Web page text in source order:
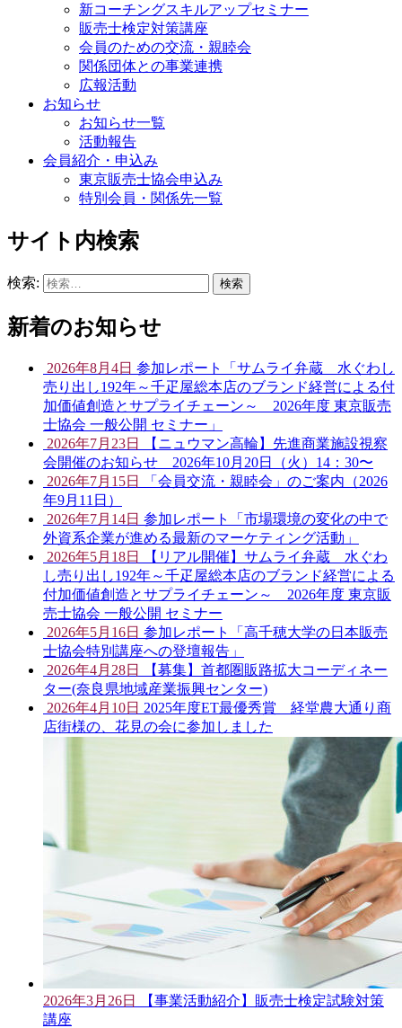
新コーチングスキルアップセミナー
販売士検定対策講座
会員のための交流・親睦会
関係団体との事業連携
広報活動
お知らせ
お知らせ一覧
活動報告
会員紹介・申込み
東京販売士協会申込み
特別会員・関係先一覧
サイト内検索
検索:
新着のお知らせ
2026年8月4日 参加レポート「サムライ弁蔵 水ぐわし
売り出し192年～千疋屋総本店のブランド経営による付
加価値創造とサプライチェーン～ 2026年度 東京販売
士協会 一般公開 セミナー」
2026年7月23日
【ニュウマン高輪】先進商業施設視察
会開催のお知らせ 2026年10月20日（火）14：30〜
2026年7月15日
「会員交流・親睦会」のご案内（2026
年9月11日）
2026年7月14日 参加レポート「市場環境の変化の中で
外資系企業が進める最新のマーケティング活動」
2026年5月18日
【リアル開催】サムライ弁蔵 水ぐわ
し売り出し192年～千疋屋総本店のブランド経営による
付加価値創造とサプライチェーン～ 2026年度 東京販
売士協会 一般公開 セミナー
2026年5月16日 参加レポート「高千穂大学の日本販売
士協会特別講座への登壇報告」
2026年4月28日
【募集】首都圏販路拡大コーディネー
ター(奈良県地域産業振興センター)
2026年4月10日 2025年度ET最優秀賞 経堂農大通り商
店街様の、花見の会に参加しました
2026年3月26日
【事業活動紹介】販売士検定試験対策
講座